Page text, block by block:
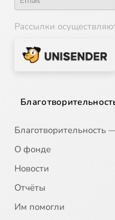
Рассылки
О фонде
Новости
Отчёты
Им помогли